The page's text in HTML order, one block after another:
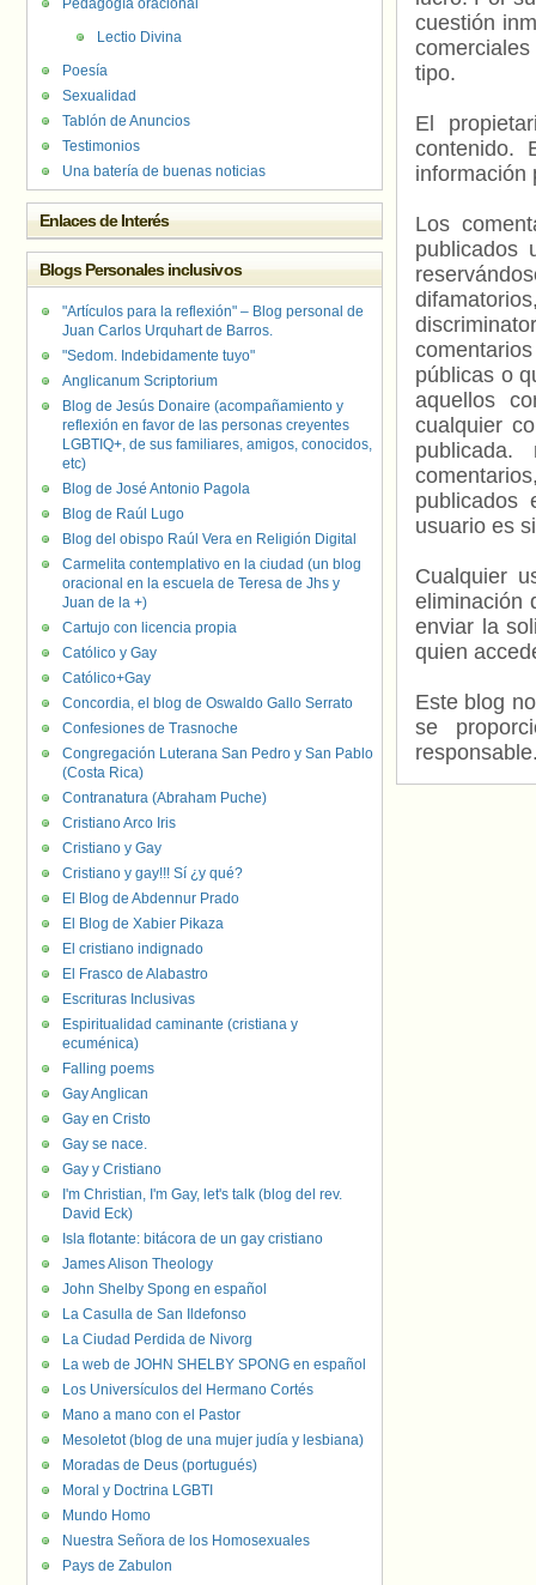
cuestión
tipo.
El
contenido.
información
Los
publicados
públicas o
aquellos
cualquier
usuario es
Cualquier
eliminación
enviar la
quien
Este blog
se
Pedagogía oracional
Lectio Divina
Poesía
Sexualidad
Tablón de Anuncios
Testimonios
Una batería de buenas noticias
Enlaces de Interés
Blogs Personales inclusivos
"Artículos para la reflexión" – Blog personal de
Juan Carlos Urquhart de Barros.
"Sedom. Indebidamente tuyo"
Anglicanum Scriptorium
Blog de Jesús Donaire (acompañamiento y
reflexión en favor de las personas creyentes
LGBTIQ+, de sus familiares, amigos, conocidos,
etc)
Blog de José Antonio Pagola
Blog de Raúl Lugo
Blog del obispo Raúl Vera en Religión Digital
Carmelita contemplativo en la ciudad (un blog
oracional en la escuela de Teresa de Jhs y
Juan de la +)
Cartujo con licencia propia
Católico y Gay
Católico+Gay
Concordia, el blog de Oswaldo Gallo Serrato
Confesiones de Trasnoche
Congregación Luterana San Pedro y San Pablo
(Costa Rica)
Contranatura (Abraham Puche)
Cristiano Arco Iris
Cristiano y Gay
Cristiano y gay!!! Sí ¿y qué?
El Blog de Abdennur Prado
El Blog de Xabier Pikaza
El cristiano indignado
El Frasco de Alabastro
Escrituras Inclusivas
Espiritualidad caminante (cristiana y
ecuménica)
Falling poems
Gay Anglican
Gay en Cristo
Gay se nace.
Gay y Cristiano
I'm Christian, I'm Gay, let's talk (blog del rev.
David Eck)
Isla flotante: bitácora de un gay cristiano
James Alison Theology
John Shelby Spong en español
La Casulla de San Ildefonso
La Ciudad Perdida de Nivorg
La web de JOHN SHELBY SPONG en español
Los Universículos del Hermano Cortés
Mano a mano con el Pastor
Mesoletot (blog de una mujer judía y lesbiana)
Moradas de Deus (portugués)
Moral y Doctrina LGBTI
Mundo Homo
Nuestra Señora de los Homosexuales
Pays de Zabulon